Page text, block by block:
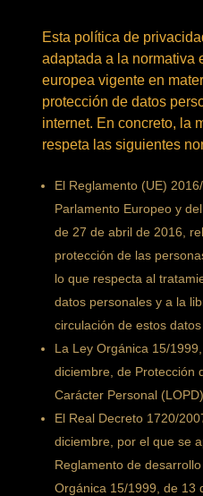
Esta política de
adaptada a la normativa
europea vigente en
protección de datos
internet. En concreto, la
respeta las siguientes
El Reglamento (UE)
Parlamento Europeo y del
de 27 de abril de 2016,
protección de las
lo que respecta al
datos personales y a la
circulación de estos datos
La Ley Orgánica 15/
diciembre, de Protección
Carácter Personal (LOPD).
El Real Decreto 1720/
diciembre, por el que se
Reglamento de
Orgánica 15/1999, de 13